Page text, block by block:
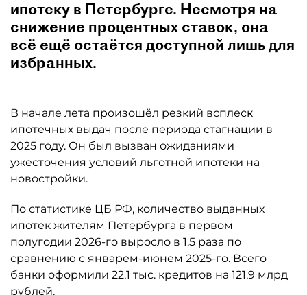
ипотеку в Петербурге. Несмотря на
снижение процентных ставок, она
всё ещё остаётся доступной лишь для
избранных.
В начале лета произошёл резкий всплеск
ипотечных выдач после периода стагнации в
2025 году. Он был вызван ожиданиями
ужесточения условий льготной ипотеки на
новостройки.
По статистике ЦБ РФ, количество выданных
ипотек жителям Петербурга в первом
полугодии 2026-го выросло в 1,5 раза по
сравнению с январём-июнем 2025-го. Всего
банки оформили 22,1 тыс. кредитов на 121,9 млрд
рублей.